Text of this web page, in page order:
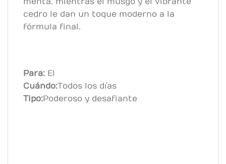
cedro le dan un toque moderno a la
fórmula final.
Para: El
Cuándo:Todos los días
Tipo:Poderoso y desafiante